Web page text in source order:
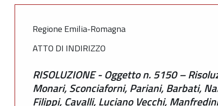
Regione Emilia-Romagna
ATTO DI INDIRIZZO
RISOLUZIONE - Oggetto n. 5150 –
Monari, Sconciaforni, Pariani, Barbati,
Filippi, Cavalli, Luciano Vecchi,